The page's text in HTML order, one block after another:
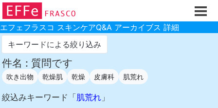
ホーム
ご注文フォーム
初回割引
製品のご案内
お買い物ガイド
スキンケアQ&Aアーカイブス
エフェフラスコ スキンケアQ&A アーカイブス 詳細
キーワードによる絞り込み
件名 : 質問です
吹き出物 乾燥肌 乾燥 皮膚科 肌荒れ
絞込みキーワード「 肌荒れ 」